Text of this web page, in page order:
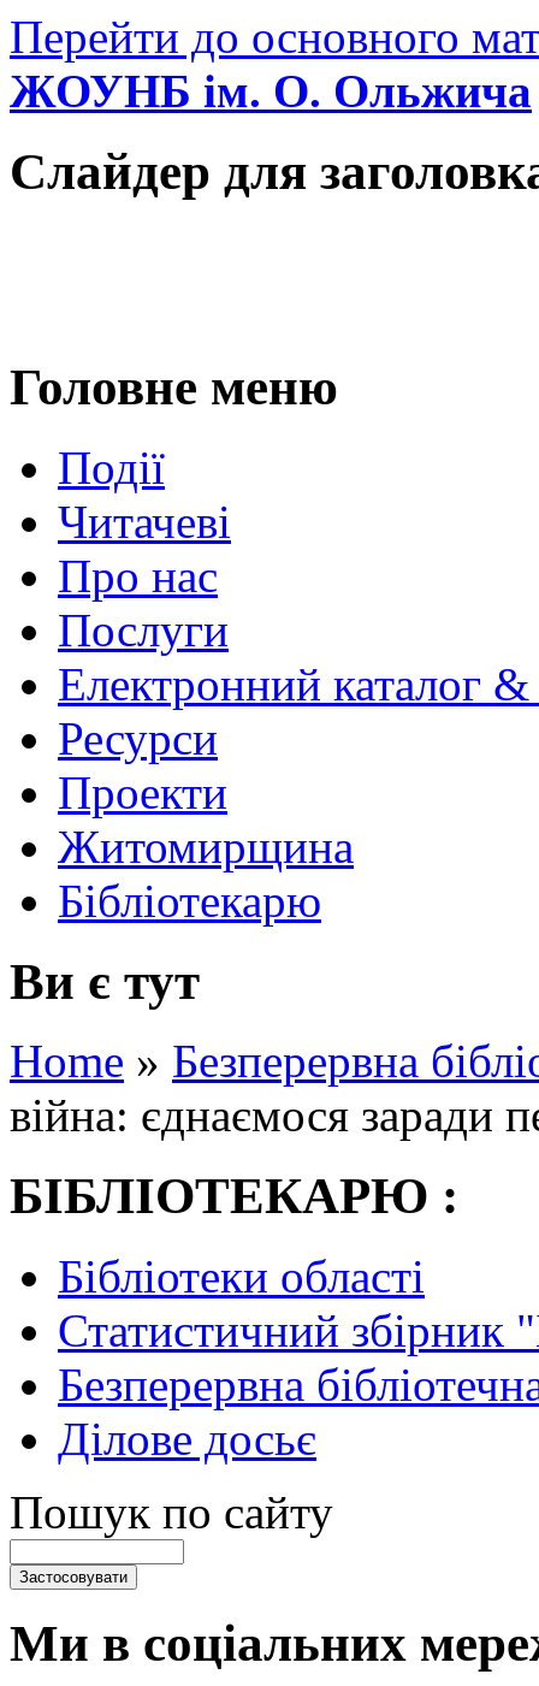
Перейти до основного
ЖОУНБ ім. О. Ольжича
Слайдер для
Головне меню
Події
Читачеві
Про нас
Послуги
Електронний каталог
Ресурси
Проекти
Житомирщина
Бібліотекарю
Ви є тут
Home » Безперервна
війна: єднаємося заради
БІБЛІОТЕКАРЮ :
Бібліотеки області
Статистичний
Безперервна
Ділове досьє
Пошук по сайту
Ми в соціальних